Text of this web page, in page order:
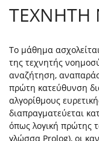
Το μάθημα
της τεχνητής
αναζήτηση,
πρώτη κατεύθυνση
αλγορίθμους
διαπραγματεύεται
όπως λογική πρώτης
γλώσσα Prolog), οι